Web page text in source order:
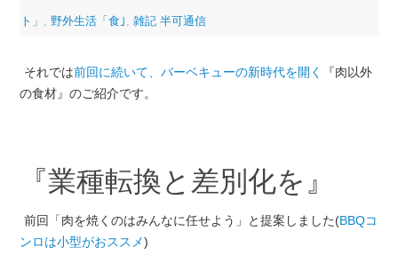
ト」 野外生活「食｣ 雑記 半可通信
それでは前回に続いて、バーベキューの新時代を開く
『肉以外
の食材』のご紹介です。
『業種転換と差別化を』
前回「肉を焼くのはみんなに任せよう」と提案しました(BBQコ
ンロは小型がおススメ)